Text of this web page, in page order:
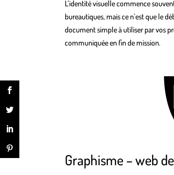
L’identité visuelle commence
bureautiques, mais ce n’est que le
document simple à utiliser par vos
communiquée en fin de mission.
Graphisme – web